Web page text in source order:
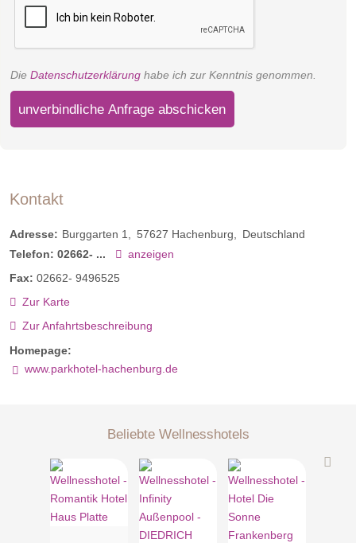
Die Datenschutzerklärung habe ich zur Kenntnis genommen.
unverbindliche Anfrage abschicken
Kontakt
Adresse: Burggarten 1 57627 Hachenburg
Deutschland
Telefon: 02662- ...
anzeigen
Fax: 02662- 9496525
Zur Karte
Zur Anfahrtsbeschreibung
Homepage:
www.parkhotel-hachenburg.de
Beliebte Wellnesshotels